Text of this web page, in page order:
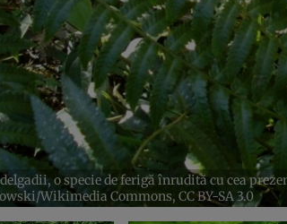
o specie de ferigă înrudită cu cea
Wikimedia Commons, CC BY-SA 3.0